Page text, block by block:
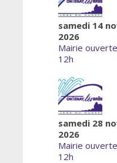
samedi 14
2026
Mairie
12h
samedi 28
2026
Mairie
12h